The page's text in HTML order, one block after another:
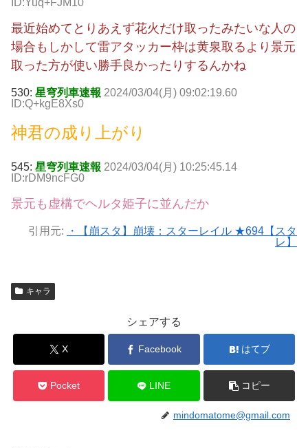
ID:Yuq+FJM10
最近始めてとりあえず花火だけ取ったみたいな人の
場合もしかして雷アタッカー枠は黄泉取るより景元
取った方が使い勝手良かったりするんかね
530: 星穹列車速報 2024/03/04(月) 09:02:19.60
ID:Q+kgE8Xs0
神君の成り上がり
545: 星穹列車速報 2024/03/04(月) 10:25:45.14
ID:rDM9ncFG0
景元も虚構でヘルタ姫子に並んだか
引用元:
・【崩スタ】崩壊：スターレイル ★694【スタ
レ】
キャラ
シェアする
X Facebook はてブ
Pocket LINE コピー
mindomatome@gmail.com